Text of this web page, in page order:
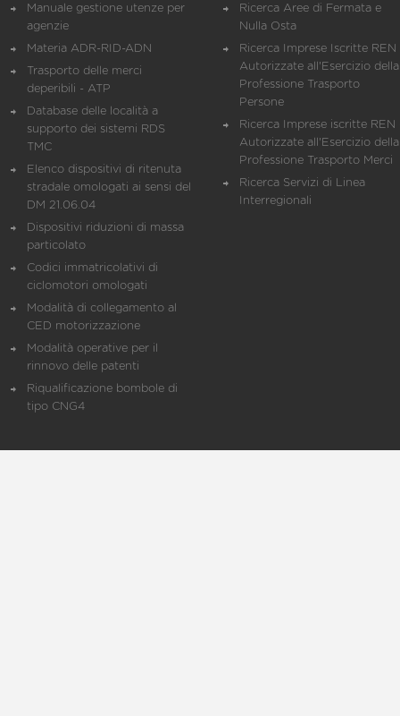
Manuale gestione utenze per
agenzie
Materia ADR-RID-ADN
Trasporto delle merci
deperibili - ATP
Database delle località a
supporto dei sistemi RDS
TMC
Elenco dispositivi di ritenuta
stradale omologati ai sensi del
DM 21.06.04
Dispositivi riduzioni di massa
particolato
Codici immatricolativi di
ciclomotori omologati
Modalità di collegamento al
CED motorizzazione
Modalità operative per il
rinnovo delle patenti
Riqualificazione bombole di
tipo CNG4
Ricerca Aree di Fermata e
Nulla Osta
Ricerca Imprese Iscritte REN
Autorizzate all'Esercizio della
Professione Trasporto
Persone
Ricerca Imprese iscritte REN
Autorizzate all'Esercizio della
Professione Trasporto Merci
Ricerca Servizi di Linea
Interregionali